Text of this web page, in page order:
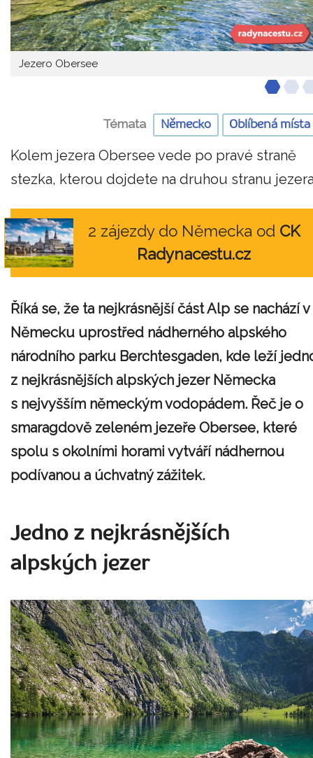
Jezero Obersee
Témata Německo Oblíbená místa
Kolem jezera Obersee vede po pravé straně
stezka, kterou dojdete na druhou stranu
2 zájezdy do Německa od CK
Radynacestu.cz
Říká se, že ta nejkrásnější část Alp se nachází v
Německu uprostřed nádherného alpského
národního parku Berchtesgaden, kde leží
z nejkrásnějších alpských jezer Německa
s nejvyšším německým vodopádem. Řeč je o
smaragdově zeleném jezeře Obersee, které
spolu s okolními horami vytváří nádhernou
podívanou a úchvatný zážitek.
Jedno z nejkrásnějších
alpských jezer